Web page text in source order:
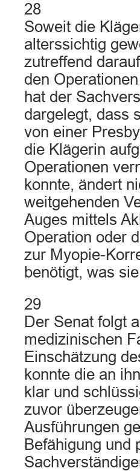
28
Soweit die
alterssichtig
zutreffend
den
hat der
dargelegt, dass
von einer
die Klägerin
Operationen
konnte, ändert
weitgehenden
Auges mittels
Operation oder
zur Myopie-
benötigt, was
29
Der Senat folgt
medizinischen
Einschätzung
konnte die an
klar und
zuvor
Ausführungen
Befähigung und